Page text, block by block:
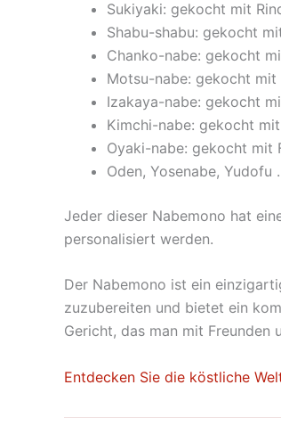
Sukiyaki: gekocht mit
Shabu-shabu: gekocht
Chanko-nabe: gekocht
Motsu-nabe: gekocht mit
Izakaya-nabe: gekocht
Kimchi-nabe: gekocht
Oyaki-nabe: gekocht mit
Oden, Yosenabe, Yudofu
Jeder dieser Nabemono hat
personalisiert werden.
Der Nabemono ist ein
zuzubereiten und bietet ein
Gericht, das man mit Freunden
Entdecken Sie die köstliche